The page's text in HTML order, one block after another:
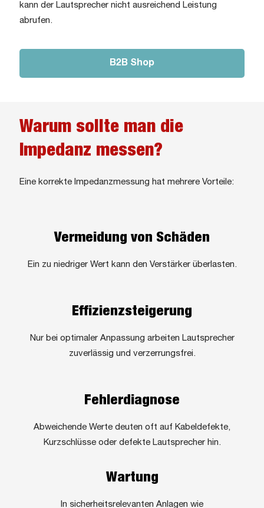
kann der Lautsprecher nicht ausreichend Leistung
abrufen.
B2B Shop
Warum sollte man die
Impedanz messen?
Eine korrekte Impedanzmessung hat mehrere Vorteile:
Vermeidung von Schäden
Ein zu niedriger Wert kann den Verstärker überlasten.
Effizienzsteigerung
Nur bei optimaler Anpassung arbeiten Lautsprecher
zuverlässig und verzerrungsfrei.
Fehlerdiagnose
Abweichende Werte deuten oft auf Kabeldefekte,
Kurzschlüsse oder defekte Lautsprecher hin.
Wartung
In sicherheitsrelevanten Anlagen wie